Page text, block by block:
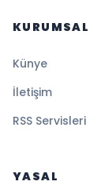
KURUMSAL
Künye
İletişim
RSS Servisleri
YASAL